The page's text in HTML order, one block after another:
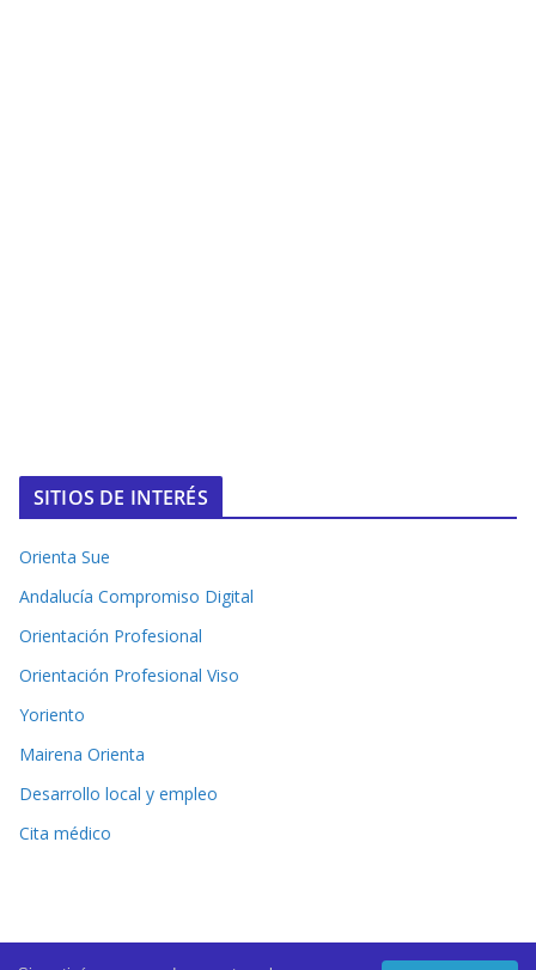
SITIOS DE INTERÉS
Orienta Sue
Andalucía Compromiso Digital
Orientación Profesional
Orientación Profesional Viso
Yoriento
Mairena Orienta
Desarrollo local y empleo
Cita médico